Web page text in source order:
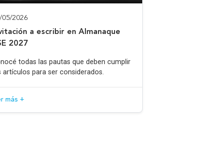
05/2026
a escribir en Almanaque
2027
todas las pautas que deben cumplir
artículos para ser considerados.
más +